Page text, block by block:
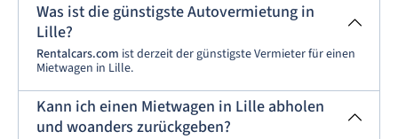
Was ist die günstigste Autovermietung in
Lille?
Rentalcars.com ist derzeit der günstigste Vermieter für einen
Mietwagen in Lille.
Kann ich einen Mietwagen in Lille abholen
und woanders zurückgeben?